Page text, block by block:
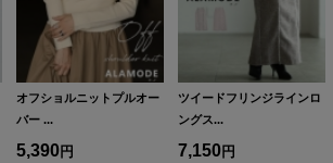
オフショルニットプルオー
バー ...
5,390
ツイードフリンジラインロ
ングス...
7,150